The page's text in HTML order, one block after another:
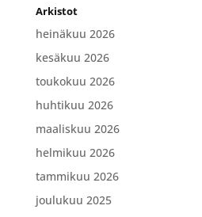
Arkistot
heinäkuu 2026
kesäkuu 2026
toukokuu 2026
huhtikuu 2026
maaliskuu 2026
helmikuu 2026
tammikuu 2026
joulukuu 2025